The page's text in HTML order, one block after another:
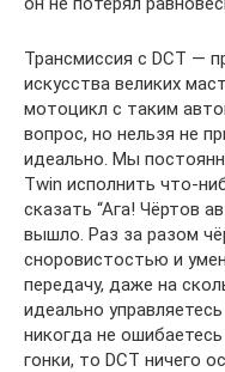
Трансмиссия с DCT —
искусства великих
мотоцикл с таким
вопрос, но нельзя не
идеально. Мы
Twin исполнить что-
сказать “Ага! Чёртов
вышло. Раз за разом
сноровистостью и
передачу, даже на
идеально
никогда не
гонки, то DCT ничего